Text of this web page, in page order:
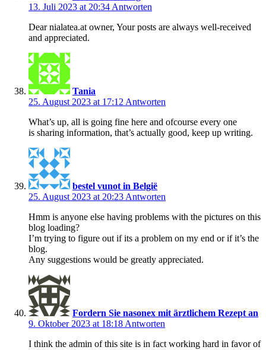
13. Juli 2023 at 20:34 Antworten
Dear nialatea.at owner, Your posts are always well-received
and appreciated.
Tania
25. August 2023 at 17:12 Antworten
What’s up, all is going fine here and ofcourse every one
is sharing information, that’s actually good, keep up writing.
bestel vunot in België
25. August 2023 at 20:23 Antworten
Hmm is anyone else having problems with the pictures on this
blog loading?
I’m trying to figure out if its a problem on my end or if it’s the
blog.
Any suggestions would be greatly appreciated.
Fordern Sie nasonex mit ärztlichem Rezept an
9. Oktober 2023 at 18:18 Antworten
I think the admin of this site is in fact working hard in favor of